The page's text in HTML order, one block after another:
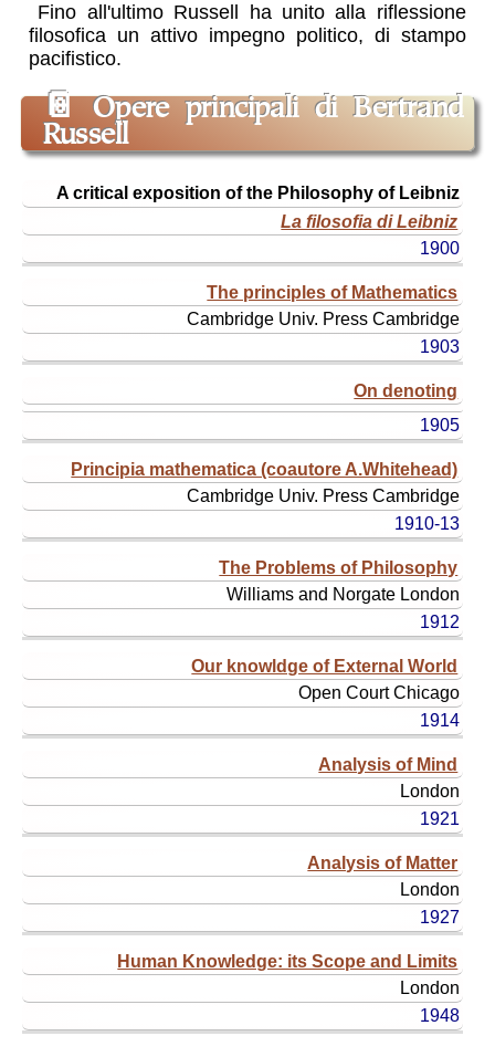
Fino all'ultimo Russell ha unito alla riflessione
filosofica un attivo impegno politico, di stampo
pacifistico.
📔
Opere principali di Bertrand
Russell
titolo
originale
ital.
A critical exposition of the Philosophy of Leibniz
La filosofia di Leibniz
1900
The principles of Mathematics
Cambridge Univ. Press Cambridge
1903
On denoting
1905
Principia mathematica (coautore A.Whitehead)
Cambridge Univ. Press Cambridge
1910-13
The Problems of Philosophy
Williams and Norgate London
1912
Our knowldge of External World
Open Court Chicago
1914
Analysis of Mind
London
1921
Analysis of Matter
London
1927
Human Knowledge: its Scope and Limits
London
1948